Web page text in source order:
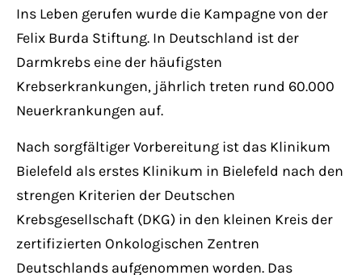
Ins Leben gerufen wurde die Kampagne von der
Felix Burda Stiftung. In Deutschland ist der
Darmkrebs eine der häufigsten
Krebserkrankungen, jährlich treten rund 60.000
Neuerkrankungen auf.
Nach sorgfältiger Vorbereitung ist das Klinikum
Bielefeld als erstes Klinikum in Bielefeld nach den
strengen Kriterien der Deutschen
Krebsgesellschaft (DKG) in den kleinen Kreis der
zertifizierten Onkologischen Zentren
Deutschlands aufgenommen worden. Das